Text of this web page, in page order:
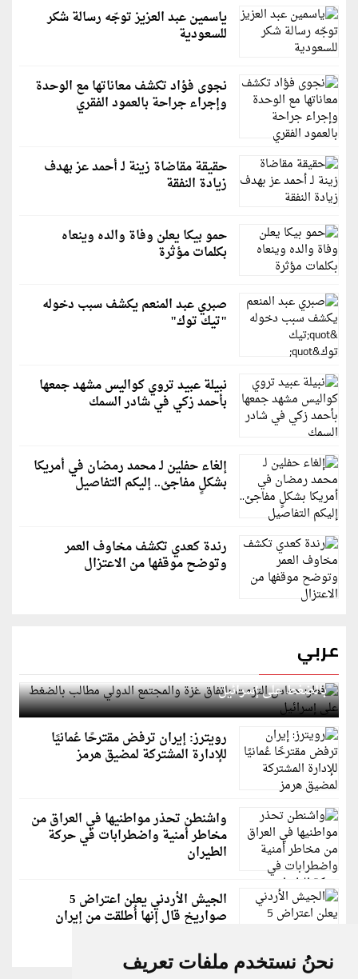
نحنُ نستخدم ملفات تعريف
ياسمين عبد العزيز توجّه رسالة شكر
للسعودية
نجوى فؤاد تكشف معاناتها مع الوحدة
وإجراء جراحة بالعمود الفقري
حقيقة مقاضاة زينة لـ أحمد عز بهدف
زيادة النفقة
حمو بيكا يعلن وفاة والده وينعاه
بكلمات مؤثرة
صبري عبد المنعم يكشف سبب دخوله
"تيك توك"
نبيلة عبيد تروي كواليس مشهد جمعها
بأحمد زكي في شادر السمك
إلغاء حفلين لـ محمد رمضان في أمريكا
بشكلٍ مفاجئ.. إليكم التفاصيل
رندة كعدي تكشف مخاوف العمر
وتوضح موقفها من الاعتزال
عربي
قطر: حماس التزمت باتفاق غزة والمجتمع الدولي مطالب
بالضغط على إسرائيل
رويترز: إيران ترفض مقترحًا عُمانيًا
للإدارة المشتركة لمضيق هرمز
واشنطن تحذر مواطنيها في العراق من
مخاطر أمنية واضطرابات في حركة
الطيران
الجيش الأردني يعلن اعتراض 5
صواريخ قال إنها أُطلقت من إيران